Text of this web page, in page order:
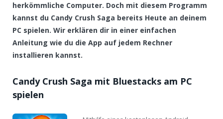
herkömmliche Computer. Doch mit diesem Programm
kannst du Candy Crush Saga bereits Heute an deinem
PC spielen. Wir erklären dir in einer einfachen
Anleitung wie du die App auf jedem Rechner
installieren kannst.
Candy Crush Saga mit Bluestacks am PC
spielen